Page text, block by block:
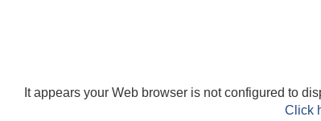
It appears your Web browser is not configured to
Click